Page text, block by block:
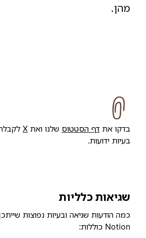
מהן.
בדקו את דף הסטטוס שלנו ואת X
בעיות ידועות.
שגיאות כלליות
כמה הודעות שגיאה ובעיות נפוצות
Notion כוללות: